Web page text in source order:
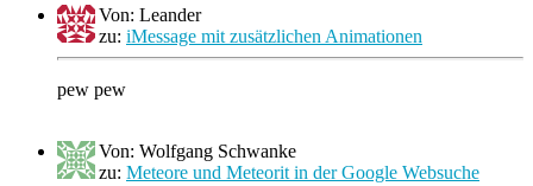
Von: Leander
zu: iMessage mit zusätzlichen Animationen
pew pew
Von: Wolfgang Schwanke
zu: Meteore und Meteorit in der Google Websuche